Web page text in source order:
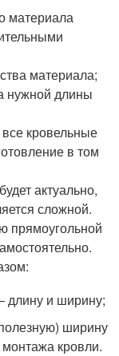
материала
материала;
нужной длины
кровельные
в том
актуально,
сложной.
прямоугольной
длину и ширину;
ширину
кровли.